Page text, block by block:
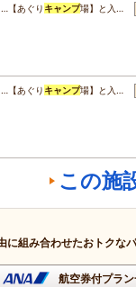
…【あぐり キャンプ場】と入…
…【あぐり キャンプ場】と入…
この施
に組み合わせたおトクな
航空券付プラ